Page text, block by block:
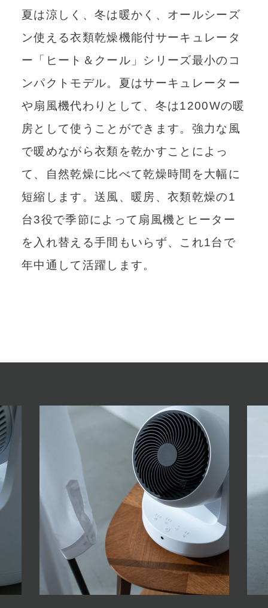
夏は涼しく、冬は暖かく、オールシーズ
ン使える衣類乾燥機能付サーキュレータ
ー「ヒート＆クール」シリーズ最小のコ
ンパクトモデル。夏はサーキュレーター
や扇風機代わりとして、冬は1200Wの暖
房として使うことができます。強力な風
で暖めながら衣類を乾かすことによっ
て、自然乾燥に比べて乾燥時間を大幅に
短縮します。送風、暖房、衣類乾燥の1
台3役で季節によって扇風機とヒーター
を入れ替える手間もいらず、これ1台で
年中通して活躍します。